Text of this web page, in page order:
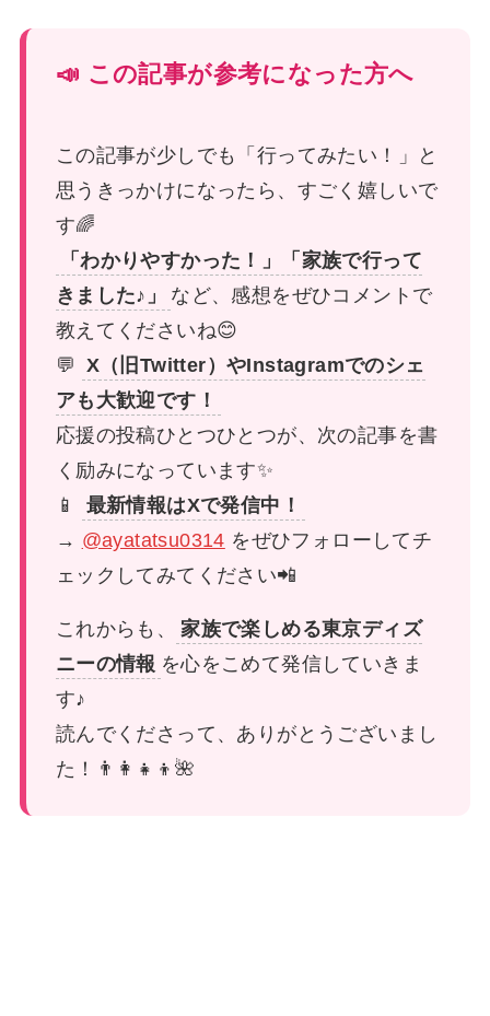
📣 この記事が参考になった方へ
この記事が少しでも「行ってみたい！」と
思うきっかけになったら、すごく嬉しいで
す🌈
「わかりやすかった！」「家族で行って
きました♪」
など、感想をぜひコメントで
教えてくださいね😊
💬 X（旧Twitter）やInstagramでのシェ
アも大歓迎です！
応援の投稿ひとつひとつが、次の記事を書
く励みになっています✨
📱
最新情報はXで発信中！
→ @ayatatsu0314 をぜひフォローしてチ
ェックしてみてください📲
これからも、
家族で楽しめる東京ディズ
ニーの情報 を心をこめて発信していきま
す♪
読んでくださって、ありがとうございまし
た！👨‍👩‍👧‍👦🌺